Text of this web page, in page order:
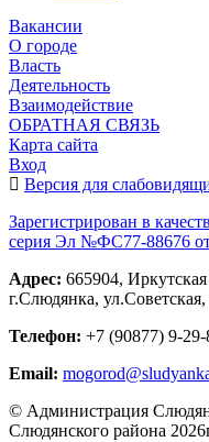
Вакансии
О городе
Власть
Деятельность
Взаимодействие
ОБРАТНАЯ СВЯЗЬ
Карта сайта
Вход
Версия для
Зарегистрирован в
серия Эл №ФС77-88676 от
Адрес: 665904,
г.Слюдянка, ул.Советская,
Телефон: +7 (90877) 9-29-
Email:
© Администрация
Слюдянского района